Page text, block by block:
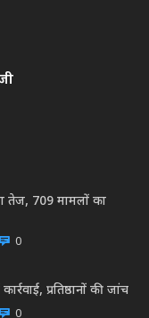
तेज, 709 मामलों का
0
प्रतिष्ठानों की जांच
0